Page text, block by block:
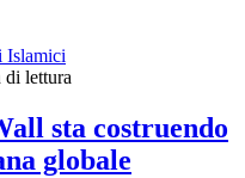
Islamici
di lettura
sta costruendo
globale